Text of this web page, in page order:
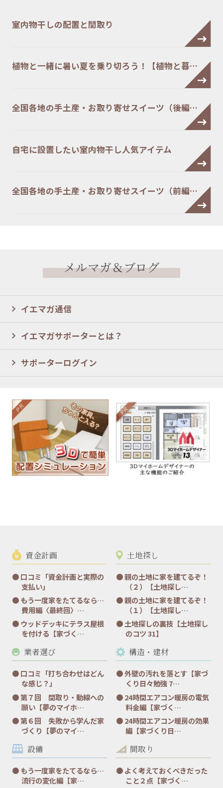
室内物干しの配置と間取り
植物と一緒に暑い夏を乗り切ろう！【植物と暮…
全国各地の手土産・お取り寄せスイーツ（後編…
自宅に設置したい室内物干し人気アイテム
全国各地の手土産・お取り寄せスイーツ（前編…
メルマガ＆ブログ
イエマガ通信
イエマガサポーターとは？
サポーターログイン
資金計画
口コミ「資金計画と実際の
支払い」
もう一度家をたてるなら…
費用編〈最終回〉…
ウッドデッキにテラス屋根
を付ける【家づく…
土地探し
親の土地に家を建てるぞ！
（２）【土地探し…
親の土地に家を建てるぞ！
（１）【土地探し…
土地探しの裏技【土地探し
のコツ 31】
業者選び
口コミ「打ち合わせはどん
な感じ？」
第７回 間取り・動線への
願い【夢のマイホ…
第６回 失敗から学んだ家
づくり【夢のマイ…
構造・建材
外壁の汚れを落とす【家づ
くり日々勉強 7…
24時間エアコン暖房の電気
料金編【家づく…
24時間エアコン暖房の効果
編【家づくり日…
設備
もう一度家をたてるなら…
流行の変化編【家…
間取り
よく考えておくべきだった
こと２点【家づく…